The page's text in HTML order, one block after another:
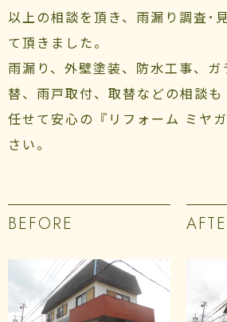
以上の相談を頂き、雨漏り調査･
て頂きました。
雨漏り、外壁塗装、防水工事、
替、雨戸取付、取替などの相談も
任せて安心の『リフォーム ミヤ
さい。
BEFORE